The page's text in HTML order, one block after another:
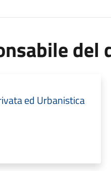
del
ed Urbanistica